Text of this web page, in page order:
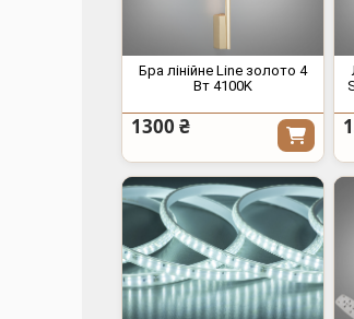
Бра лінійне Line золото 4
Вт 4100K
1300 ₴